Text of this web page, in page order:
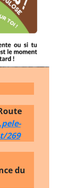
269
du